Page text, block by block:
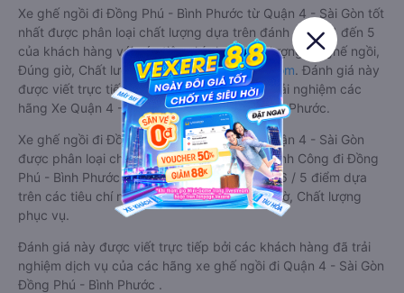
Xe ghế ngồi đi Đồng Phú - Bình Phước từ Quận 4 - Sài Gòn tốt
nhất được phân loại chất lượng dựa trên đánh giá từ 1 đến 5
của khách hàng với các tiêu chí như: Chất lượng xe ghế ngồi,
Đúng giờ, Chất lượng phục vụ trênVexere.com. Đánh giá này
được viết trực tiếp bởi các khách hàng đã trải nghiệm các
hãng Xe Quận 4 - Sài Gòn đi Đồng Phú - Bình Phước.
Xe ghế ngồi đi Đồng Phú - Bình Phước từ Quận 4 - Sài Gòn
được phân loại chất lượng tốt nhất là xe Thành Công đi Đồng
Phú - Bình Phước từ Quận 4 - Sài Gòn đạt 4.6 / 5 điểm dựa
trên các tiêu chí như: Chất lượng xe, Đúng giờ, Chất lượng
phục vụ.
Đánh giá này được viết trực tiếp bởi các khách hàng đã trải
nghiệm dịch vụ của các hãng xe ghế ngồi đi Quận 4 - Sài Gòn
Đồng Phú - Bình Phước .